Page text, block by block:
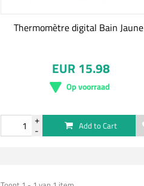
Thermomètre digital Bain Jaune
EUR 15.98
Op voorraad
Add to Cart